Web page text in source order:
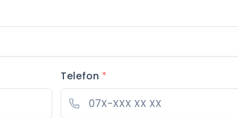
Telefon *